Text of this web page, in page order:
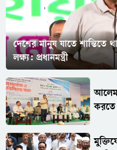
দেশের মানুষ যাতে শান্তিতে
লক্ষ্য: প্রধানমন্ত্রী
করতে